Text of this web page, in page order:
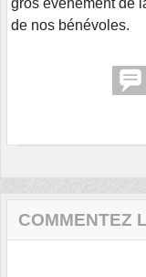
de nos bénévoles.
COMMENTEZ